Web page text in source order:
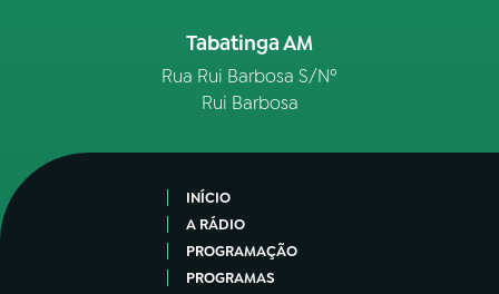
Tabatinga AM
Rua Rui Barbosa S/Nº
Rui Barbosa
INÍCIO
A RÁDIO
PROGRAMAÇÃO
PROGRAMAS